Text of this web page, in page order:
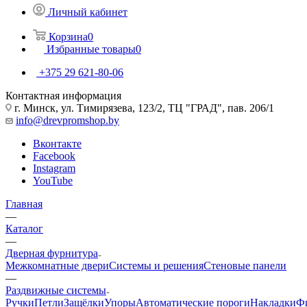
Личный кабинет
Корзина0
Избранные товары0
+375 29 621-80-06
Контактная информация
г. Минск, ул. Тимирязева, 123/2, ТЦ "ГРАД", пав. 206/1
info@drevpromshop.by
Вконтакте
Facebook
Instagram
YouTube
Главная
—
Каталог
—
Дверная фурнитура
Межкомнатные двериСистемы и решенияСтеновые панели
—
Раздвижные системы
РучкиПетлиЗащёлкиУпорыАвтоматические порогиНакладки